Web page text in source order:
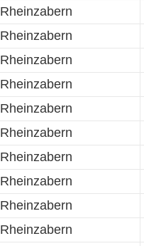
Rheinzabern
Rheinzabern
Rheinzabern
Rheinzabern
Rheinzabern
Rheinzabern
Rheinzabern
Rheinzabern
Rheinzabern
Rheinzabern